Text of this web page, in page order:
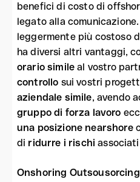
benefici di costo di
legato alla
leggermente più costoso
ha diversi altri vantaggi,
orario simile al vostro
controllo sui vostri
aziendale simile, avendo
gruppo di forza lavoro
una posizione nearshore
di ridurre i rischi
Onshoring Outsousorcing